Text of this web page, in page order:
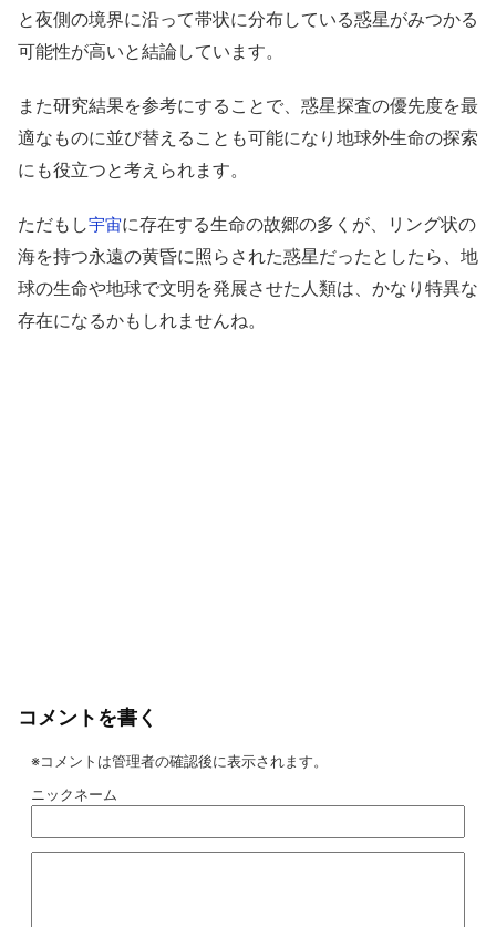
と夜側の境界に沿って帯状に分布している惑星がみつかる
可能性が高いと結論しています。
また研究結果を参考にすることで、惑星探査の優先度を最
適なものに並び替えることも可能になり地球外生命の探索
にも役立つと考えられます。
ただもし宇宙に存在する生命の故郷の多くが、リング状の
海を持つ永遠の黄昏に照らされた惑星だったとしたら、地
球の生命や地球で文明を発展させた人類は、かなり特異な
存在になるかもしれませんね。
コメントを書く
※コメントは管理者の確認後に表示されます。
ニックネーム